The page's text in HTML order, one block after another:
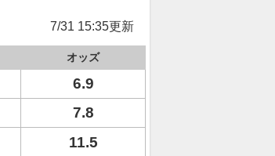
7/31 15:35更新
オッズ
6.9
7.8
11.5